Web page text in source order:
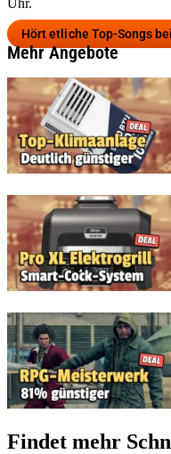
Hört etliche Top-Songs
Mehr Angebote
Findet mehr